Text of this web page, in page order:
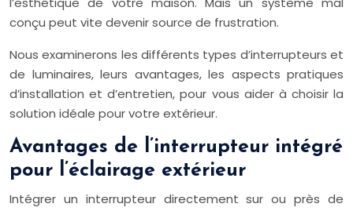
conçu peut vite devenir source de frustration.
Nous examinerons les différents types d’interrupteurs et
de luminaires, leurs avantages, les aspects pratiques
d’installation et d’entretien, pour vous aider à choisir la
solution idéale pour votre extérieur.
Avantages de l’interrupteur intégré
pour l’éclairage extérieur
Intégrer un interrupteur directement sur ou près de